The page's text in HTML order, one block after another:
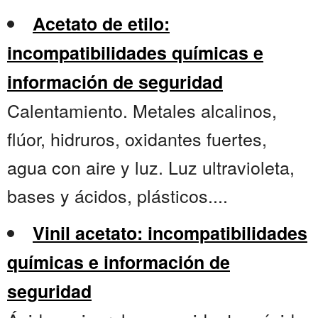
Acetato de etilo:
incompatibilidades químicas e
información de seguridad
Calentamiento. Metales alcalinos,
flúor, hidruros, oxidantes fuertes,
agua con aire y luz. Luz ultravioleta,
bases y ácidos, plásticos....
Vinil acetato: incompatibilidades
químicas e información de
seguridad